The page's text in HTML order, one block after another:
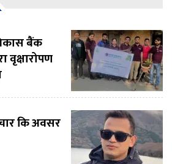
बैंक
वृक्षारोपण
कि अवसर